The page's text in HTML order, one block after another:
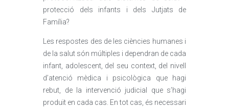
protecció dels infants i dels Jutjats de
Família?
Les respostes des de les ciències humanes i
de la salut són múltiples i dependran de cada
infant, adolescent, del seu context, del nivell
d’atenció mèdica i psicològica que hagi
rebut, de la intervenció judicial que s’hagi
produït en cada cas. En tot cas, és necessari